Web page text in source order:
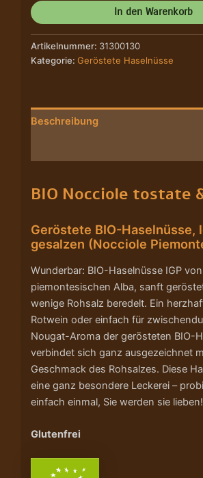
In den Warenkorb
Artikelnummer: 31300130
Kategorie: Geröstete Haselnüsse
Beschreibung
BIO Nocciole tostate
Geröstete BIO-Haselnüsse,
gesalzen (Nocciole
Wunderbar: BIO-Haselnüsse IGP
piemontesischen Alba, sanft
wenige Rohsalz beredelt. Ein
Rotwein oder einfach für
Nougat-Aroma der gerösteten BIO-
verbindet sich ganz ausgezeichnet
Geschmack des Rohsalzes. Diese
eine ganz besondere Leckerei –
einfach einmal, Sie werden sie lieben!
Glutenfrei